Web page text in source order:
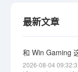
最新文章
2026-08-04